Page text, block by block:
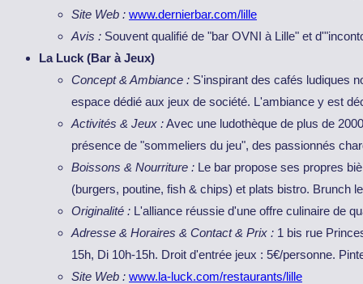
Site Web : www.dernierbar.com/lille
Avis : Souvent qualifié de "bar OVNI à Lille" et
La Luck (Bar à Jeux)
Concept & Ambiance : S'inspirant des cafés ludiques
espace dédié aux jeux de société. L'ambiance y est
Activités & Jeux :Avec une ludothèque de plus de
présence de "sommeliers du jeu", des passionnés
Boissons & Nourriture : Le bar propose ses propres
(burgers, poutine, fish & chips) et plats bistro. Brunch
Originalité : L'alliance réussie d'une offre culinaire de
Adresse & Horaires & Contact & Prix : 1 bis rue
15h, Di 10h-15h. Droit d'entrée jeux : 5€/personne.
Site Web : www.la-luck.com/restaurants/lille